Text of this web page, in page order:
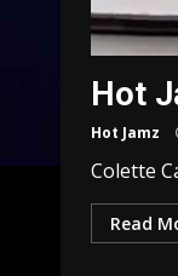
Hot
Hot Jamz
Colette
Read